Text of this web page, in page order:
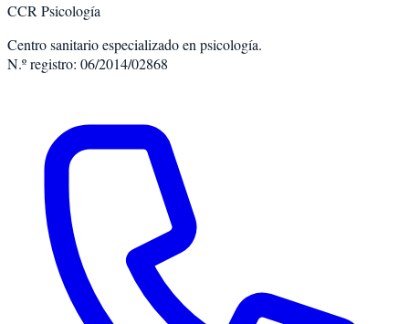
CCR Psicología
Centro sanitario especializado en psicología.
N.º registro: 06/2014/02868